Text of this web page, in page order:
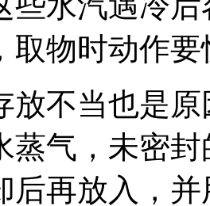
取物时动作要
不当也是原
蒸气，未密
后再放入，